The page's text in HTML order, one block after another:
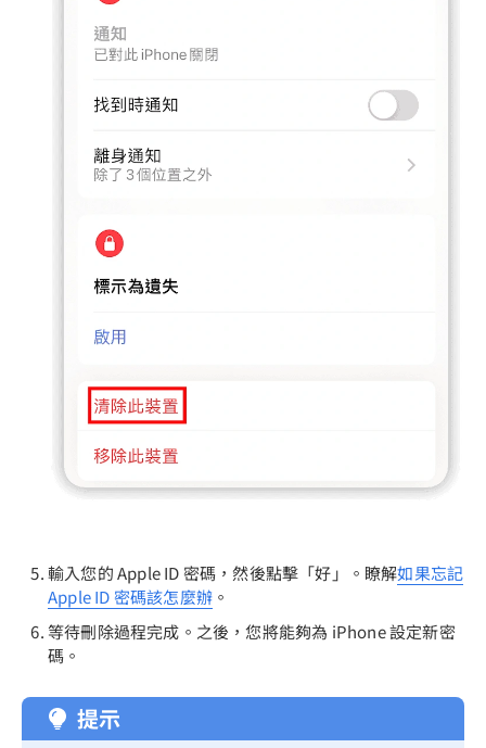
輸入您的 Apple ID 密碼，然後點擊「好」。瞭解如果忘記
Apple ID 密碼該怎麼辦 。
等待刪除過程完成。之後，您將能夠為 iPhone 設定新密
碼。
提示